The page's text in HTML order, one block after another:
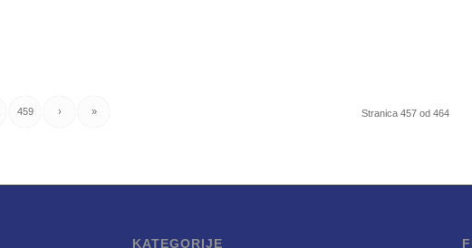
Stranica 457 od 464
459 › »
KATEGORIJE